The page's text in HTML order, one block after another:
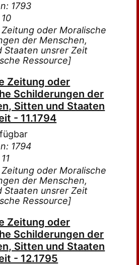
1793
oder Moralische
der Menschen,
Staaten unsrer Zeit
Ressource]
Zeitung oder
Schilderungen der
Sitten und Staaten
- 11.1794
1794
oder Moralische
der Menschen,
Staaten unsrer Zeit
Ressource]
Zeitung oder
Schilderungen der
Sitten und Staaten
- 12.1795